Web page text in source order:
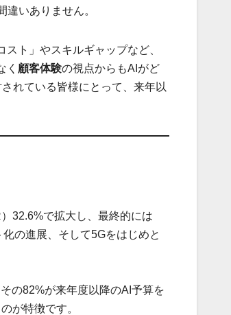
いありません。
ト」やスキルギャップなど、
く 顧客体験の視点からもAIがど
れている皆様にとって、来年以
32.6%で拡大し、最終的には
の進展、そして5Gをはじめと
の82%が来年度以降のAI予算を
が特徴です。